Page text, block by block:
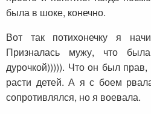
была в шоке, конечно.
Вот так потихонечку я
Призналась мужу, что
дурочкой))))). Что он был
расти детей. А я с боем
сопротивлялся, но я воевала.